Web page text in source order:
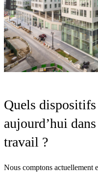
Quels
aujourd’hui
travail ?
Nous comptons actuellement